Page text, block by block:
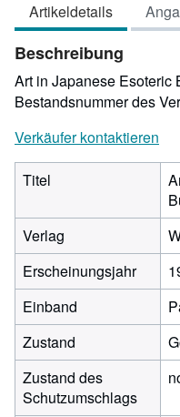
Artikeldetails
Beschreibung
Art in Japanese Esoteric
Bestandsnummer des
Verkäufer kontaktieren
Titel
Verlag
Erscheinungsjahr
Einband
Zustand
Zustand des
Schutzumschlags